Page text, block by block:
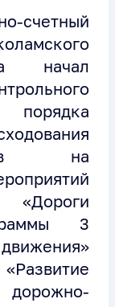
счетный
начал
порядка
на
3